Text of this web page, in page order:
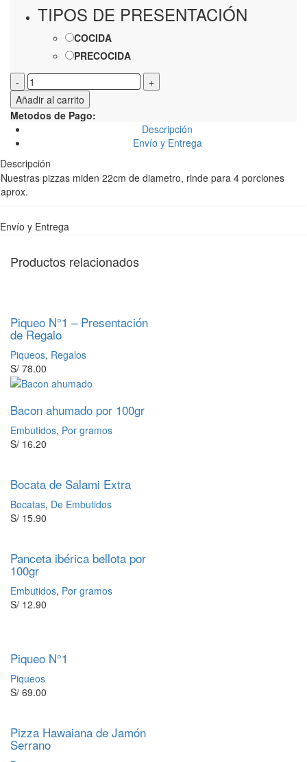
TIPOS DE PRESENTACIÓN
COCIDA
PRECOCIDA
Pizza
Bacon
con
Salami
Añadir al carrito
Metodos de Pago:
Descripción
Envío y Entrega
Descripción
Nuestras pizzas miden 22cm de diametro, rinde para 4 porciones
aprox.
Envío y Entrega
Productos relacionados
Piqueo N°1 – Presentación
de Regalo
Piqueos, Regalos
S/ 78.00
Bacon ahumado por 100gr
Embutidos, Por gramos
S/ 16.20
Bocata de Salami Extra
Bocatas, De Embutidos
S/ 15.90
Panceta ibérica bellota por
100gr
Embutidos, Por gramos
S/ 12.90
Piqueo N°1
Piqueos
S/ 69.00
Pizza Hawaiana de Jamón
Serrano